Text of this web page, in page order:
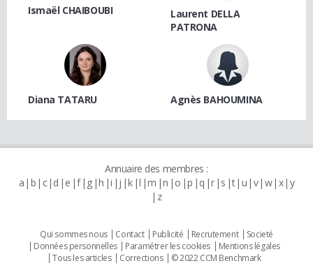
Ismaël CHAIBOUBI
Laurent DELLA
PATRONA
Diana TATARU Agnès BAHOUMINA
Annuaire des membres :
a b c d e f g h i j k l m n o p q r s t u v w x y
z
Qui sommes nous Contact Publicité Recrutement
Societé
Données personnelles
Paramétrer les cookies
Mentions légales
Tous les articles
Corrections © 2022 CCM Benchmark